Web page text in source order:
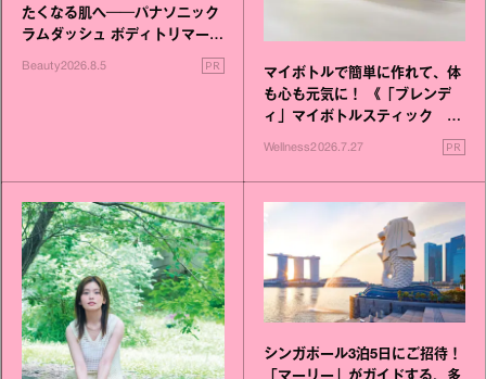
たくなる肌へ──パナソニック
ラムダッシュ ボディトリマーが
Beauty2026.8.5 PR
マイボトルで簡単に作れて、体
も心も元気に！ 《「ブレンデ
ィ」マイボトルスティック い
いこと毎日》シリーズが誕生
Wellness2026.7.27 PR
シンガポール3泊5日にご招待！